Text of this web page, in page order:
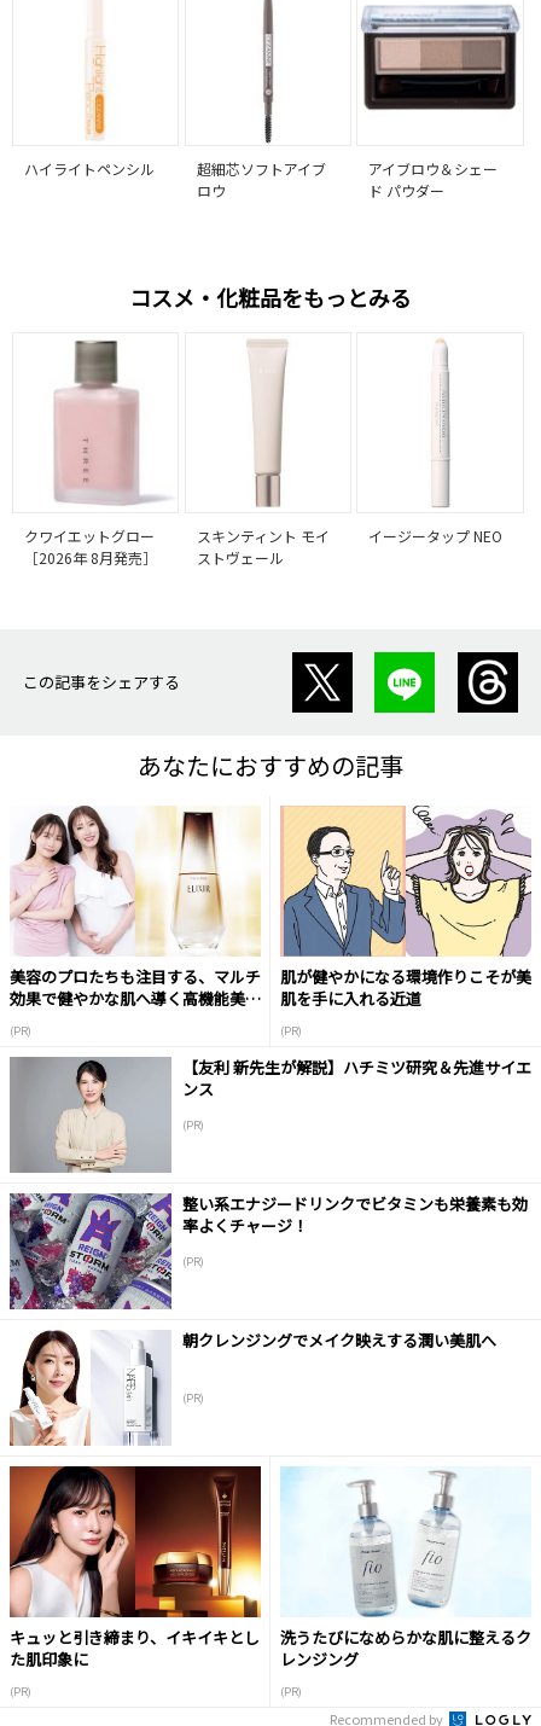
ハイライトペンシル
超細芯ソフトアイブ
ロウ
アイブロウ＆シェー
ド パウダー
コスメ・化粧品をもっとみる
クワイエットグロー
［2026年 8月発売］
スキンティント モイ
ストヴェール
イージータップ NEO
この記事をシェアする
あなたにおすすめの記事
美容のプロたちも注目する、マルチ
効果で健やかな肌へ導く高機能美容
(PR)
肌が健やかになる環境作りこそが美
肌を手に入れる近道
(PR)
【友利 新先生が解説】ハチミツ研究＆先進サイエ
ンス
(PR)
整い系エナジードリンクでビタミンも栄養素も効
率よくチャージ！
(PR)
朝クレンジングでメイク映えする潤い美肌へ
(PR)
キュッと引き締まり、イキイキとし
た肌印象に
(PR)
洗うたびになめらかな肌に整えるク
レンジング
(PR)
Recommended by